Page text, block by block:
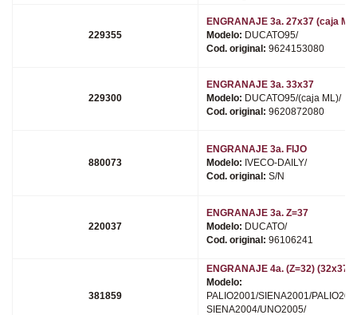
229355
ENGRANAJE 3a. 27x37 (caja
Modelo: DUCATO95/
Cod. original: 9624153080
229300
ENGRANAJE 3a. 33x37
Modelo: DUCATO95/(caja ML)/
Cod. original: 9620872080
880073
ENGRANAJE 3a. FIJO
Modelo: IVECO-DAILY/
Cod. original: S/N
220037
ENGRANAJE 3a. Z=37
Modelo: DUCATO/
Cod. original: 96106241
381859
ENGRANAJE 4a. (Z=32) (32x37)
Modelo:
PALIO2001/SIENA2001/
SIENA2004/UNO2005/